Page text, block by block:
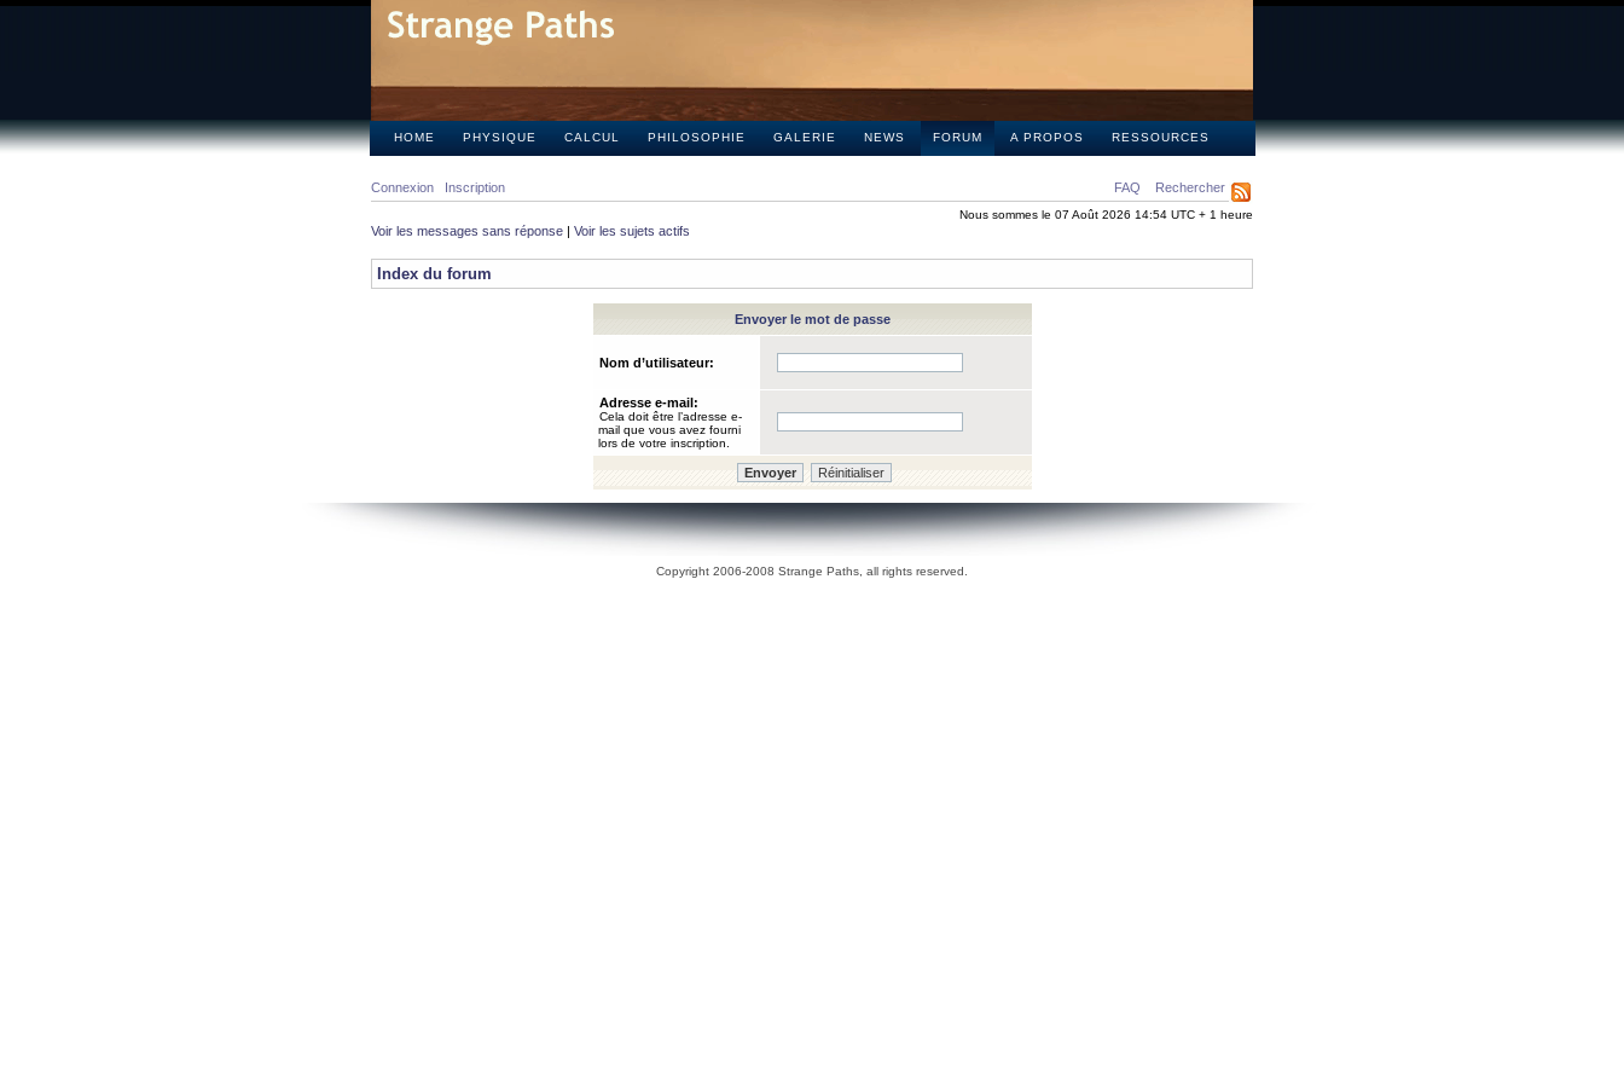
HOME PHYSIQUE CALCUL PHILOSOPHIE GALERIE NEWS FORUM A PROPOS RESSOURCES
FAQ Rechercher
Connexion Inscription
Nous sommes le 07 Août 2026 14:54 UTC + 1 heure
Voir les messages sans réponse | Voir les sujets actifs
Index du forum
Envoyer le mot de passe
Nom d’utilisateur:
Adresse e-mail:
Cela doit être l’adresse e-
mail que vous avez fourni
lors de votre inscription.
Copyright 2006-2008 Strange Paths, all rights reserved.